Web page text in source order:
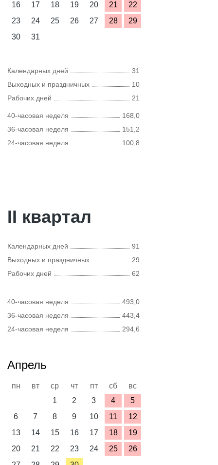
16
17 18 19 20 21
22
23
24 25 26 27 28
29
30
31
Календарных дней
31
Выходных и праздничных
10
Рабочих дней
21
40-часовая неделя
168,0
36-часовая неделя
151,2
24-часовая неделя
100,8
II квартал
Календарных дней
91
Выходных и праздничных
29
Рабочих дней
62
40-часовая неделя
493,0
36-часовая неделя
443,4
24-часовая неделя
294,6
Апрель
пн вт ср чт пт сб
вс
1
2 3 4
5
6
7 8 9 10 11
12
13
14 15 16 17 18
19
20
21 22 23 24 25
26